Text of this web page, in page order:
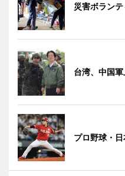
災害ボラン
台湾、中国
プロ野球・